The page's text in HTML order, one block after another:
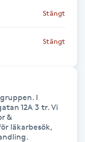
Stängt
Stängt
I
12A 3 tr. Vi
&
läkarbesök,